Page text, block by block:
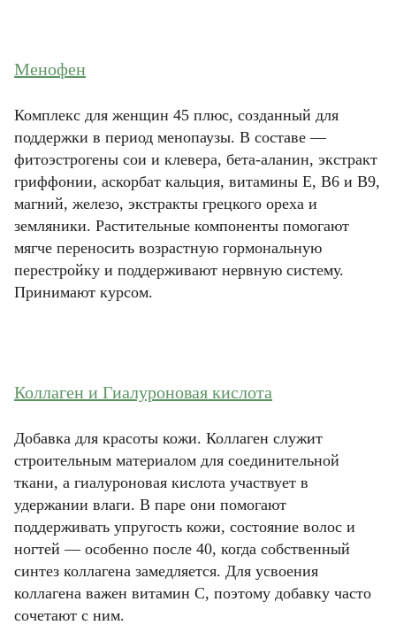
Менофен
Комплекс для женщин 45 плюс, созданный для
поддержки в период менопаузы. В составе —
фитоэстрогены сои и клевера, бета-аланин, экстракт
гриффонии, аскорбат кальция, витамины E, B6 и B9,
магний, железо, экстракты грецкого ореха и
земляники. Растительные компоненты помогают
мягче переносить возрастную гормональную
перестройку и поддерживают нервную систему.
Принимают курсом.
Коллаген и Гиалуроновая кислота
Добавка для красоты кожи. Коллаген служит
строительным материалом для соединительной
ткани, а гиалуроновая кислота участвует в
удержании влаги. В паре они помогают
поддерживать упругость кожи, состояние волос и
ногтей — особенно после 40, когда собственный
синтез коллагена замедляется. Для усвоения
коллагена важен витамин C, поэтому добавку часто
сочетают с ним.